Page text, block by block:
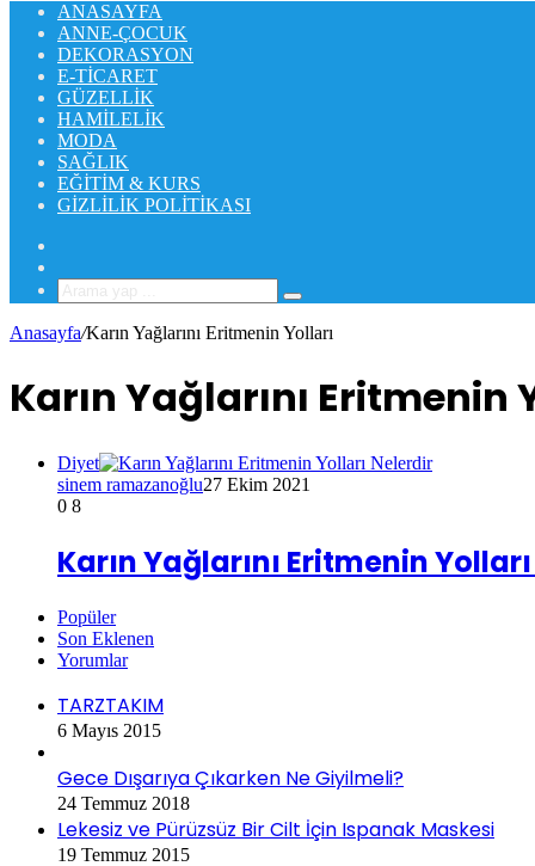
ANASAYFA
ANNE-ÇOCUK
DEKORASYON
E-TICARET
GÜZELLIK
HAMILELIK
MODA
SAĞLIK
EĞITIM & KURS
GIZLILIK POLITIKASI
Arama
yap
...
Anasayfa/Karın Yağlarını Eritmenin Yolları
Karın Yağlarını Eritmenin
Diyet
sinem ramazanoğlu27 Ekim 2021
0 8
Karın Yağlarını Eritmenin
Popüler
Son Eklenen
Yorumlar
TARZTAKIM
6 Mayıs 2015
Gece Dışarıya Çıkarken Ne Giyilmeli?
24 Temmuz 2018
Lekesiz ve Pürüzsüz Bir Cilt İçin Ispanak Maskesi
19 Temmuz 2015